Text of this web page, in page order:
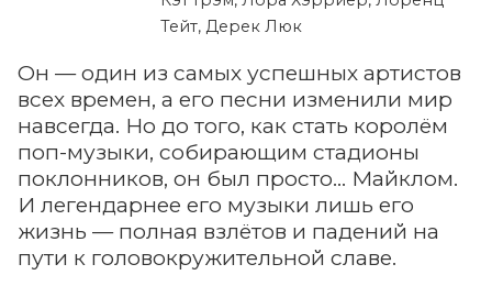
Тейт, Дерек Люк
Он — один из самых успешных артистов
всех времен, а его песни изменили мир
навсегда. Но до того, как стать королём
поп-музыки, собирающим стадионы
поклонников, он был просто... Майклом.
И легендарнее его музыки лишь его
жизнь — полная взлётов и падений на
пути к головокружительной славе.